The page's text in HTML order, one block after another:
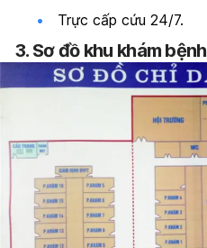
Trực cấp cứu 24/7.
3. Sơ đồ khu khám bệnh